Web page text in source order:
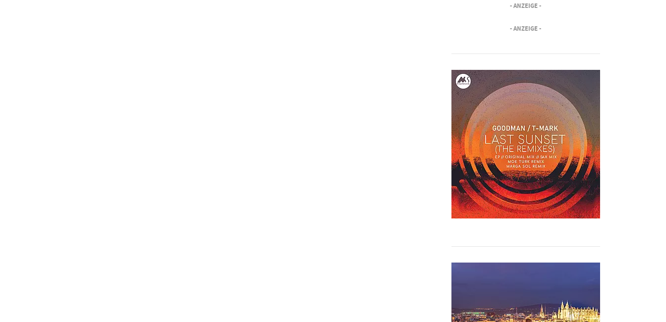
- ANZEIGE -
- ANZEIGE -